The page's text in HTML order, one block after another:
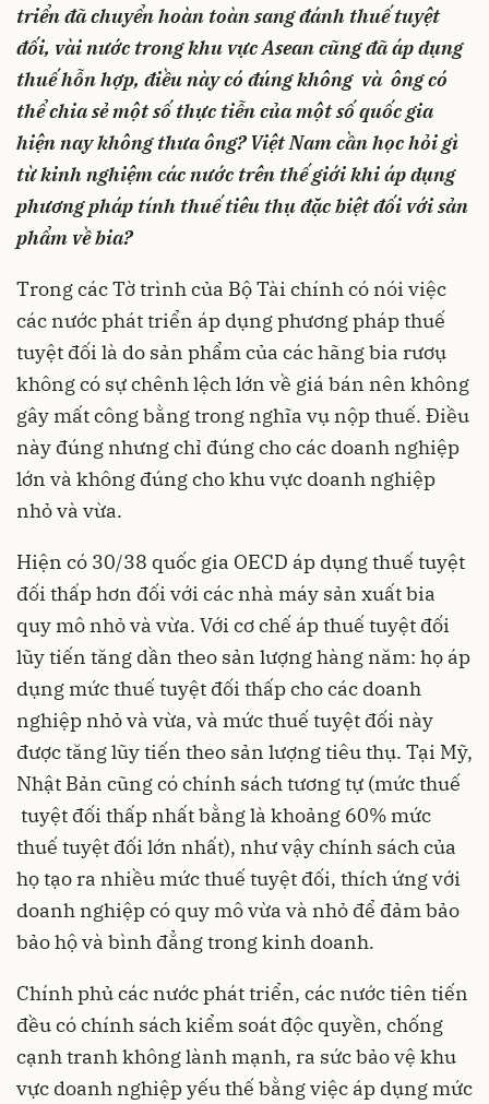
triển đã chuyển hoàn toàn sang đánh thuế tuyệt
đối, vài nước trong khu vực Asean cũng đã áp dụng
thuế hỗn hợp, điều này có đúng không và ông có
thể chia sẻ một số thực tiễn của một số quốc gia
hiện nay không thưa ông? Việt Nam cần học hỏi gì
từ kinh nghiệm các nước trên thế giới khi áp dụng
phương pháp tính thuế tiêu thụ đặc biệt đối với sản
phẩm về bia?
Trong các Tờ trình của Bộ Tài chính có nói việc
các nước phát triển áp dụng phương pháp thuế
tuyệt đối là do sản phẩm của các hãng bia rươụ
không có sự chênh lệch lớn về giá bán nên không
gây mất công bằng trong nghĩa vụ nộp thuế. Điều
này đúng nhưng chỉ đúng cho các doanh nghiệp
lớn và không đúng cho khu vực doanh nghiệp
nhỏ và vừa.
Hiện có 30/38 quốc gia OECD áp dụng thuế tuyệt
đối thấp hơn đối với các nhà máy sản xuất bia
quy mô nhỏ và vừa. Với cơ chế áp thuế tuyệt đối
lũy tiến tăng dần theo sản lượng hàng năm: họ áp
dụng mức thuế tuyệt đối thấp cho các doanh
nghiệp nhỏ và vừa, và mức thuế tuyệt đối này
được tăng lũy tiến theo sản lượng tiêu thụ. Tại Mỹ,
Nhật Bản cũng có chính sách tương tự (mức thuế
tuyệt đối thấp nhất bằng là khoảng 60% mức
thuế tuyệt đối lớn nhất), như vậy chính sách của
họ tạo ra nhiều mức thuế tuyệt đối, thích ứng với
doanh nghiệp có quy mô vừa và nhỏ để đảm bảo
bảo hộ và bình đẳng trong kinh doanh.
Chính phủ các nước phát triển, các nước tiên tiến
đều có chính sách kiểm soát độc quyền, chống
cạnh tranh không lành mạnh, ra sức bảo vệ khu
vực doanh nghiệp yếu thế bằng việc áp dụng mức